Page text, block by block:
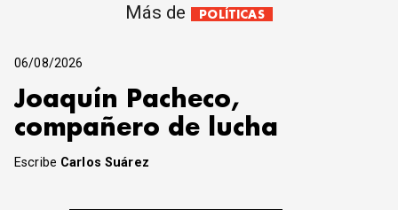
Más de POLÍTICAS
06/08/2026
Joaquín Pacheco,
compañero de lucha
Escribe Carlos Suárez